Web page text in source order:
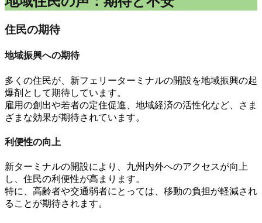
住民の期待
地域振興への期待
多くの住民が、新フェリーターミナルの開設を地域振興の起
爆剤 として期待しています。
雇用の創出や若者の定住促進 地域経済の活性化など、
さま
ざまな効果が期待されています。
利便性の向上
新ターミナルの開設により、 九州内外へのアクセスが向上
し
住民の利便性が高まります。
特に、 高齢者や交通弱者にとっては、 移動の負担が軽減され
ることが期待されます。